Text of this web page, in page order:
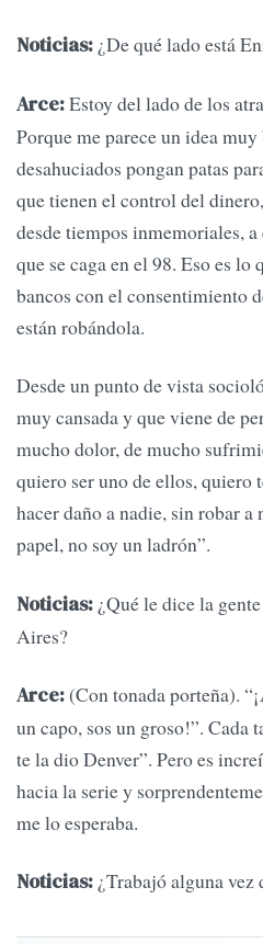
Noticias: ¿De qué lado está
Arce:Estoy del lado de los
Porque me parece un idea
desahuciados pongan patas
que tienen el control del
desde tiempos inmemoriales,
que se caga en el 98. Eso es
bancos con el consentimiento
están robándola.
Desde un punto de vista
muy cansada y que viene de
mucho dolor, de mucho
quiero ser uno de ellos, quiero
hacer daño a nadie, sin robar
papel, no soy un ladrón”.
Noticias: ¿Qué le dice la
Aires?
Arce:(Con tonada porteña).
un capo, sos un groso!”.
te la dio Denver”. Pero es
hacia la serie y
me lo esperaba.
Noticias: ¿Trabajó alguna vez